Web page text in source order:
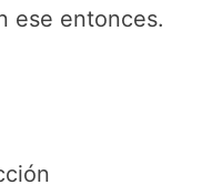
ese entonces.